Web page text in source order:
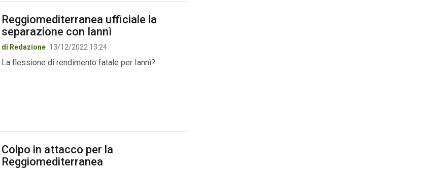
Reggiomediterranea ufficiale la
separazione con Iannì
di Redazione 13/12/2022 13:24
La flessione di rendimento fatale per Iannì?
Colpo in attacco per la
Reggiomediterranea